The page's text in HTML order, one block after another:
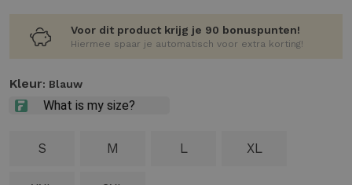
Voor dit product krijg je 90 bonuspunten!
Hiermee spaar je automatisch voor extra korting!
Kleur: Blauw
S M L XL